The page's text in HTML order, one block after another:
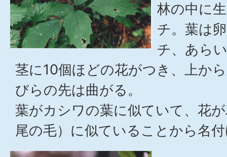
林の中に
チ。葉は
チ、あら
茎に10個ほどの花がつき、上か
びらの先は曲がる。
葉がカシワの葉に似ていて、花
尾の毛）に似ていることから名